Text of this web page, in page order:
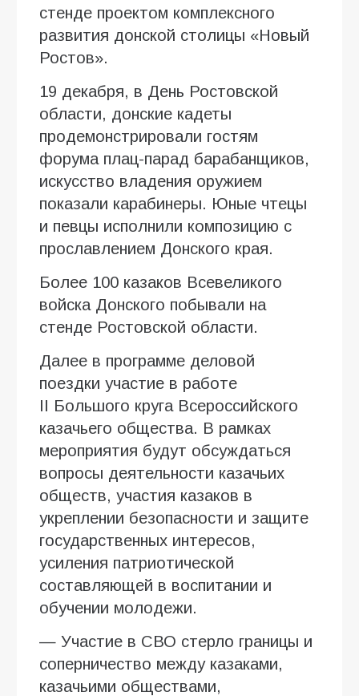
стенде проектом комплексного
развития донской столицы «Новый
Ростов».
19 декабря, в День Ростовской
области, донские кадеты
продемонстрировали гостям
форума плац-парад барабанщиков,
искусство владения оружием
показали карабинеры. Юные чтецы
и певцы исполнили композицию с
прославлением Донского края.
Более 100 казаков Всевеликого
войска Донского побывали на
стенде Ростовской области.
Далее в программе деловой
поездки участие в работе
II Большого круга Всероссийского
казачьего общества. В рамках
мероприятия будут обсуждаться
вопросы деятельности казачьих
обществ, участия казаков в
укреплении безопасности и защите
государственных интересов,
усиления патриотической
составляющей в воспитании и
обучении молодежи.
— Участие в СВО стерло границы и
соперничество между казаками,
казачьими обществами,